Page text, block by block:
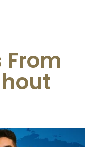
From